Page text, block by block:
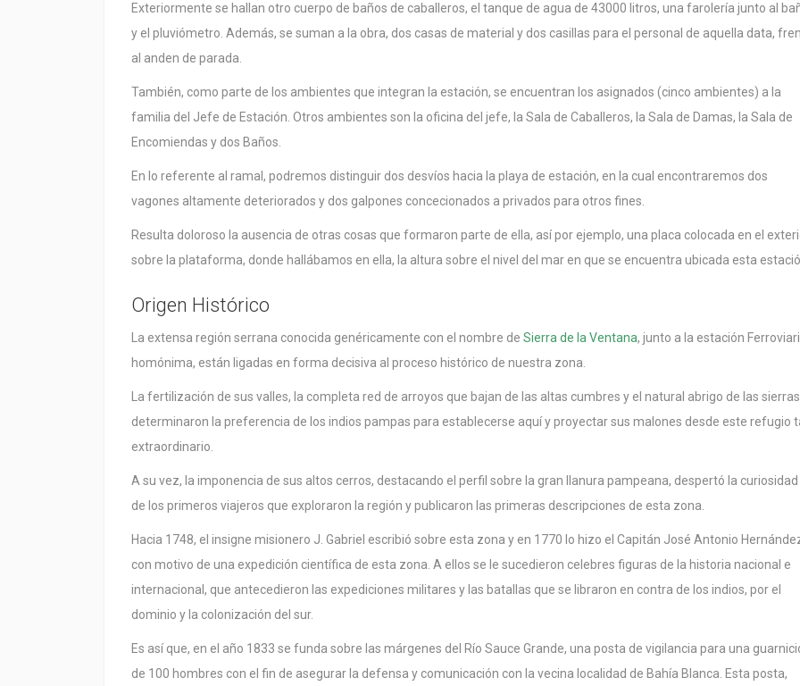
Exteriormente se hallan otro cuerpo de baños de caballeros, el tanque de agua de 43000 litros, una farolería junto al
y el pluviómetro. Además, se suman a la obra, dos casas de material y dos casillas para el personal de aquella data,
al anden de parada.
También, como parte de los ambientes que integran la estación, se encuentran los asignados (cinco ambientes) a la
familia del Jefe de Estación. Otros ambientes son la oficina del jefe, la Sala de Caballeros, la Sala de Damas, la Sala de
Encomiendas y dos Baños.
En lo referente al ramal, podremos distinguir dos desvíos hacia la playa de estación, en la cual encontraremos dos
vagones altamente deteriorados y dos galpones concecionados a privados para otros fines.
Resulta doloroso la ausencia de otras cosas que formaron parte de ella, así por ejemplo, una placa colocada en el
sobre la plataforma, donde hallábamos en ella, la altura sobre el nivel del mar en que se encuentra ubicada esta
Origen Histórico
La extensa región serrana conocida genéricamente con el nombre de Sierra de la Ventana, junto a la estación
homónima, están ligadas en forma decisiva al proceso histórico de nuestra zona.
La fertilización de sus valles, la completa red de arroyos que bajan de las altas cumbres y el natural abrigo de las sierras
determinaron la preferencia de los indios pampas para establecerse aquí y proyectar sus malones desde este refugio
extraordinario.
A su vez, la imponencia de sus altos cerros, destacando el perfil sobre la gran llanura pampeana, despertó la curiosidad
de los primeros viajeros que exploraron la región y publicaron las primeras descripciones de esta zona.
Hacia 1748, el insigne misionero J. Gabriel escribió sobre esta zona y en 1770 lo hizo el Capitán José Antonio
con motivo de una expedición científica de esta zona. A ellos se le sucedieron celebres figuras de la historia nacional e
internacional, que antecedieron las expediciones militares y las batallas que se libraron en contra de los indios, por el
dominio y la colonización del sur.
Es así que, en el año 1833 se funda sobre las márgenes del Río Sauce Grande, una posta de vigilancia para una
de 100 hombres con el fin de asegurar la defensa y comunicación con la vecina localidad de Bahía Blanca. Esta posta,